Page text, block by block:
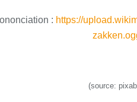
: https://
(source: